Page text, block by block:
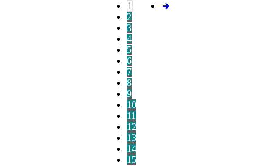
1
2
3
4
5
6
7
8
9
10
11
12
13
14
15